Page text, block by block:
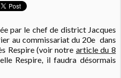
par le chef de district Jacques
au commissariat du 20e dans
Respire (voir notre article du 8
Respire, il faudra désormais